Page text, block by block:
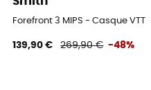
Forefront 3 MIPS - Casque VTT
139,90 € 269,90 € -48%